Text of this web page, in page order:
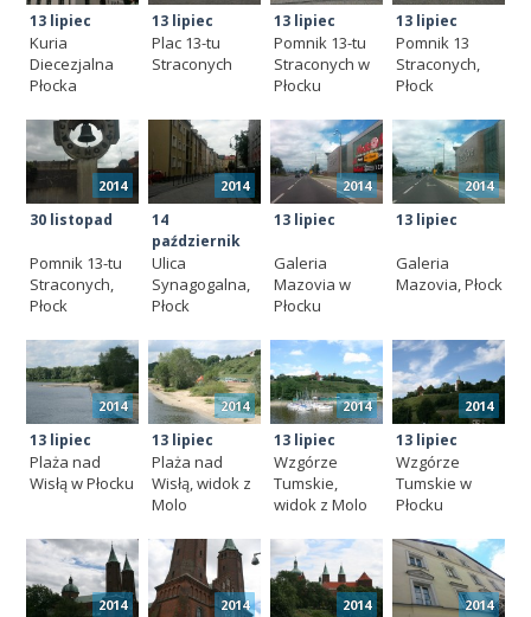
13 lipiec
Kuria
Diecezjalna
Płocka
13 lipiec
Plac 13-tu
Straconych
13 lipiec
Pomnik 13-tu
Straconych w
Płocku
13 lipiec
Pomnik 13
Straconych,
Płock
2014
30 listopad
Pomnik 13-tu
Straconych,
Płock
2014
14
październik
Ulica
Synagogalna,
Płock
2014
13 lipiec
Galeria
Mazovia w
Płocku
2014
13 lipiec
Galeria
Mazovia, Płock
2014
13 lipiec
Plaża nad
Wisłą w Płocku
2014
13 lipiec
Plaża nad
Wisłą, widok z
Molo
2014
13 lipiec
Wzgórze
Tumskie,
widok z Molo
2014
13 lipiec
Wzgórze
Tumskie w
Płocku
2014 2014 2014 2014